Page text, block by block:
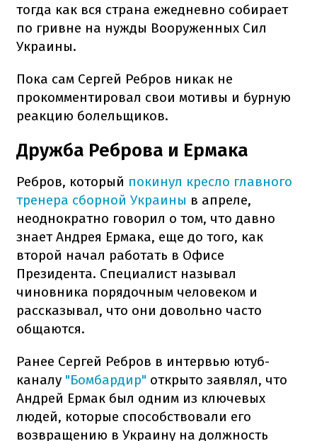
тогда как вся страна ежедневно собирает
по гривне на нужды Вооруженных Сил
Украины.
Пока сам Сергей Ребров никак не
прокомментировал свои мотивы и бурную
реакцию болельщиков.
Дружба Реброва и Ермака
Ребров, который покинул кресло главного
тренера сборной Украины в апреле,
неоднократно говорил о том, что давно
знает Андрея Ермака, еще до того, как
второй начал работать в Офисе
Президента. Специалист называл
чиновника порядочным человеком и
рассказывал, что они довольно часто
общаются.
Ранее Сергей Ребров в интервью ютуб-
каналу "Бомбардир" открыто заявлял, что
Андрей Ермак был одним из ключевых
людей, которые способствовали его
возвращению в Украину на должность